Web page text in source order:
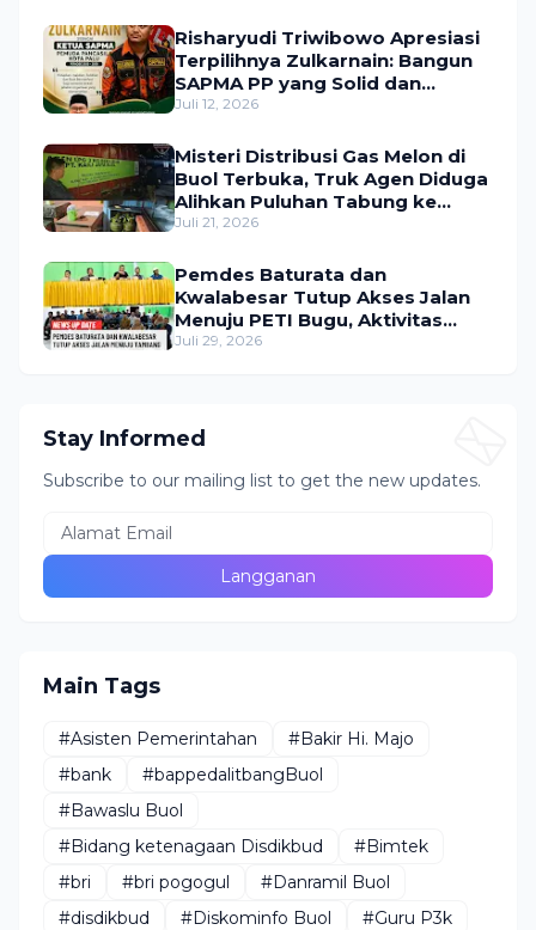
Risharyudi Triwibowo Apresiasi
Terpilihnya Zulkarnain: Bangun
SAPMA PP yang Solid dan
Bermanfaat bagi Masyarakat
Juli 12, 2026
Misteri Distribusi Gas Melon di
Buol Terbuka, Truk Agen Diduga
Alihkan Puluhan Tabung ke
Lokasi Tak Resmi
Juli 21, 2026
Pemdes Baturata dan
Kwalabesar Tutup Akses Jalan
Menuju PETI Bugu, Aktivitas
Tambang Diduga Masih
Juli 29, 2026
Stay Informed
Subscribe to our mailing list to get the new updates.
Main Tags
#Asisten Pemerintahan
#Bakir Hi. Majo
#bank
#bappedalitbangBuol
#Bawaslu Buol
#Bidang ketenagaan Disdikbud
#Bimtek
#bri
#bri pogogul
#Danramil Buol
#disdikbud
#Diskominfo Buol
#Guru P3k